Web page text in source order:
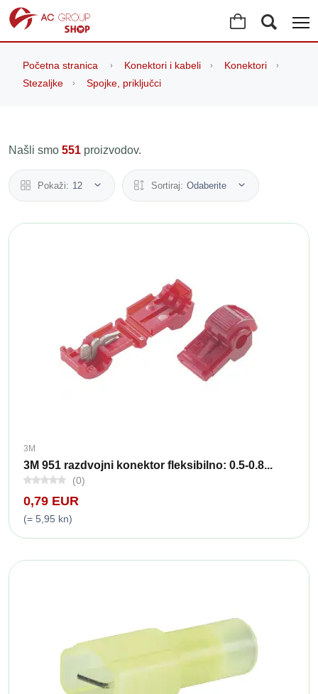
Početna stranica Konektori i kabeli
Konektori
Stezaljke
Spojke, priključci
Našli smo 551 proizvodov.
Pokaži: 12 Sortiraj: Odaberite
3M
3M 951 razdvojni konektor fleksibilno: 0.5-0.8...
(0)
0,79 EUR
(= 5,95 kn)